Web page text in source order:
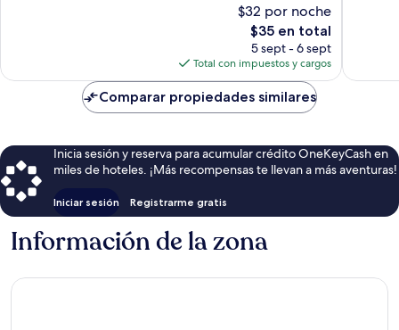
$32 por noche
El
precio
actual
es
de
$35
$35 en total
5 sept - 6 sept
Total con impuestos y cargos
Comparar propiedades similares
Inicia sesión y reserva para acumular crédito OneKeyCash en
miles de hoteles. ¡Más recompensas te llevan a más aventuras!
Iniciar sesión Registrarme gratis
Información de la zona